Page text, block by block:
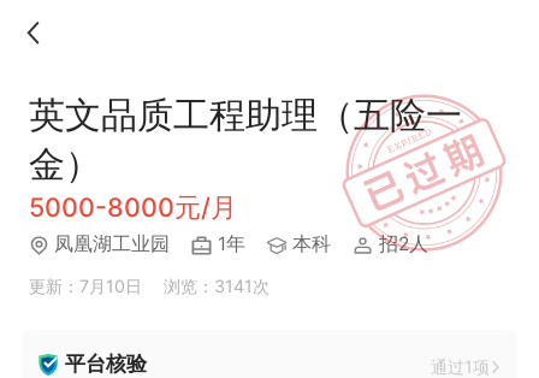
英文品质工程助理（五险一
金）
5000-8000元/月
凤凰湖工业园 1年 本科 招2人
更新：7月10日 浏览：3141次
平台核验 通过1项